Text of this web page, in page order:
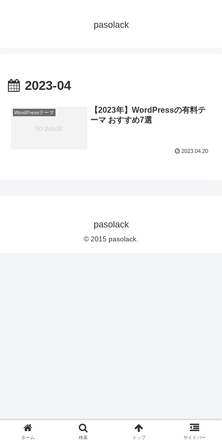
pasolack
2023-04
WordPressテーマ
【2023年】WordPressの有料テ
ーマ おすすめ7選
2023.04.20
pasolack
© 2015 pasolack.
ホーム 検索 トップ サイドバー